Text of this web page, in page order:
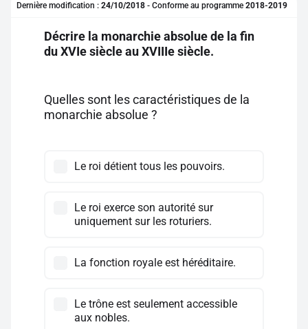
Se connecter
S'inscrire gratuitement
Dernière modification : 24/10/2018 - Conforme au programme 2018-2019
Décrire la monarchie absolue de la fin
du XVIe siècle au XVIIIe siècle.
Quelles sont les caractéristiques de la
monarchie absolue ?
Le roi détient tous les pouvoirs.
Le roi exerce son autorité sur
uniquement sur les roturiers.
La fonction royale est héréditaire.
Le trône est seulement accessible
aux nobles.